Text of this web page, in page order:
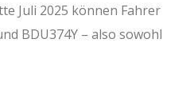
Juli 2025 können Fahrer
BDU374Y – also sowohl